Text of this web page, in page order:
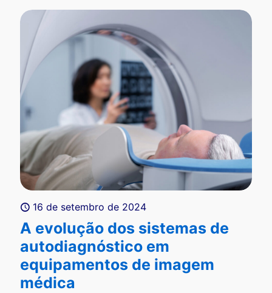
16 de setembro de 2024
A evolução dos sistemas de
autodiagnóstico em
equipamentos de imagem
médica